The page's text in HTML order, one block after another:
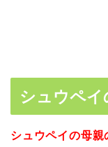
シュウペイ
シュウペイの母